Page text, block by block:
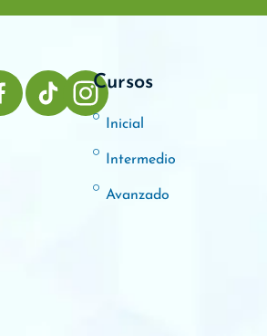
Cursos
Inicial
Intermedio
Avanzado